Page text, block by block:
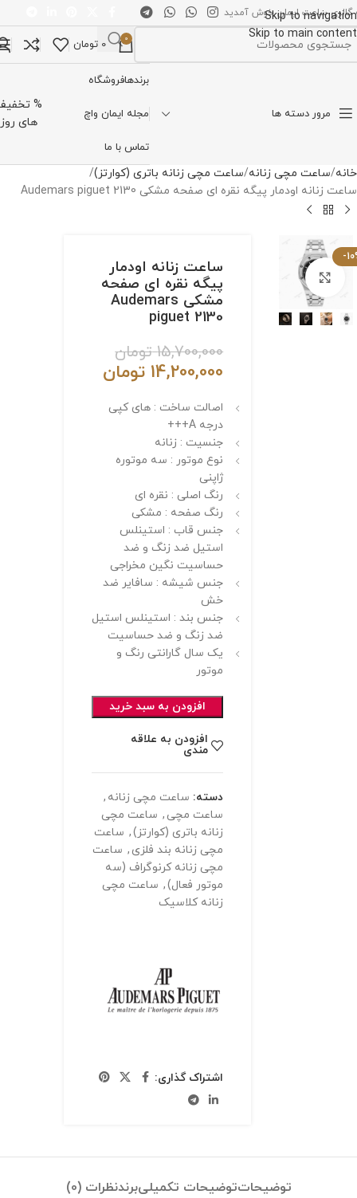
Skip to navigation
Skip to main content
گالری ساعت ایمان خوش آمدید
0
0 تومان
مرور دسته ها
برندهافروشگاه
مجله ایمان واچ
تماس با ما
%
های روز
خانه ساعت مچی زنانه ساعت مچی زنانه باتری (کوارتز)
ساعت زنانه اودمار پیگه نقره ای صفحه مشکی Audemars piguet 2130
-
برای بزرگنمایی کلیک کنیدساعت زنانه اودمار
پیگه نقره ای صفحه
مشکی Audemars
piguet 2130
15,700,000 تومان
14,200,000 تومان
اصالت ساخت : های کپی
درجه A+++
جنسیت : زنانه
نوع موتور : سه موتوره
ژاپنی
رنگ اصلی : نقره ای
رنگ صفحه : مشکی
جنس قاب : استینلس
استیل ضد زنگ و ضد
حساسیت نگین مخراجی
جنس شیشه : سافایر ضد
خش
جنس بند : استینلس استیل
ضد زنگ و ضد حساسیت
یک سال گارانتی رنگ و
موتور
افزودن به سبد خرید
افزودن به علاقه
مندی
دسته: ساعت مچی زنانه ,
ساعت مچی , ساعت مچی
زنانه باتری (کوارتز), ساعت
مچی زنانه بند فلزی , ساعت
مچی زنانه کرنوگراف (سه
موتور فعال), ساعت مچی
زنانه کلاسیک
اشتراک گذاری:
توضیحاتتوضیحات تکمیلیبرندنظرات (0)